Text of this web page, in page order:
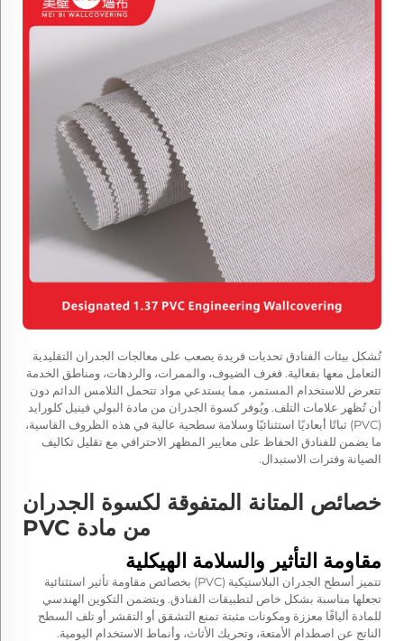
تُشكل بيئات الفنادق تحديات فريدة يصعب على معالجات الجدران التقليدية
التعامل معها بفعالية. فغرف الضيوف، والممرات، والردهات، ومناطق الخدمة
تتعرض للاستخدام المستمر، مما يستدعي مواد تتحمل التلامس الدائم دون
أن تُظهر علامات التلف. ويُوفر كسوة الجدران من مادة البولي فينيل كلورايد
(PVC) ثباتًا أبعاديًا استثنائيًا وسلامة سطحية عالية في هذه الظروف القاسية،
ما يضمن للفنادق الحفاظ على معايير المظهر الاحترافي مع تقليل تكاليف
الصيانة وفترات الاستبدال.
خصائص المتانة المتفوقة لكسوة الجدران
من مادة PVC
مقاومة التأثير والسلامة الهيكلية
تتميز أسطح الجدران البلاستيكية (PVC) بخصائص مقاومة تأثير استثنائية
تجعلها مناسبة بشكل خاص لتطبيقات الفنادق. ويتضمن التكوين الهندسي
للمادة أليافًا معززة ومكونات مثبتة تمنع التشقق أو التقشر أو تلف السطح
الناتج عن اصطدام الأمتعة، وتحريك الأثاث، وأنماط الاستخدام اليومية.